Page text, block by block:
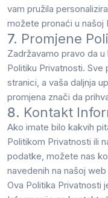
vam pružila
možete pronaći u našoj
7. Promjene
Zadržavamo pravo da
Politiku Privatnosti.
stranici, a vaša daljnja
promjena znači da
8. Kontakt
Ako imate bilo kakvih
Politikom Privatnosti ili
podatke, možete nas
navedenih na našoj
Ova Politika Privatnosti